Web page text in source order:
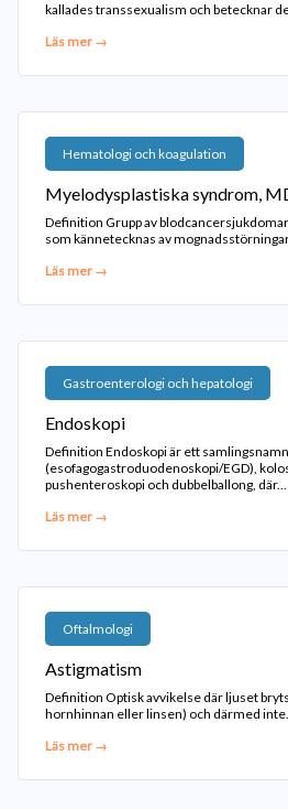
kallades transsexualism och betecknar
Läs mer →
Hematologi och koagulation
Myelodysplastiska syndrom,
Definition Grupp av
som kännetecknas av
Läs mer →
Gastroenterologi och hepatologi
Endoskopi
Definition Endoskopi är ett
(esofagogastroduodenoskopi/EGD),
pushenteroskopi och dubbelballong, där...
Läs mer →
Oftalmologi
Astigmatism
Definition Optisk avvikelse där ljuset
hornhinnan eller linsen) och därmed
Läs mer →